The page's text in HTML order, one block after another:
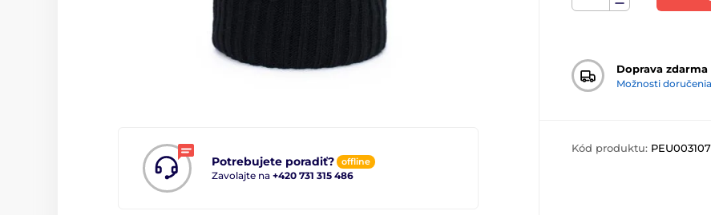
Potrebujete poradiť? offline
Zavolajte na +420 731 315 486
Doprava zdarma
Možnosti doručenia
Kód produktu: